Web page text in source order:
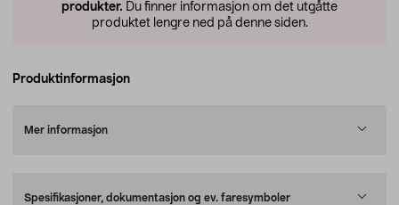
produkter. Du finner informasjon om det utgåtte
produktet lengre ned på denne siden.
Produktinformasjon
Mer informasjon
Spesifikasjoner, dokumentasjon og ev. faresymboler